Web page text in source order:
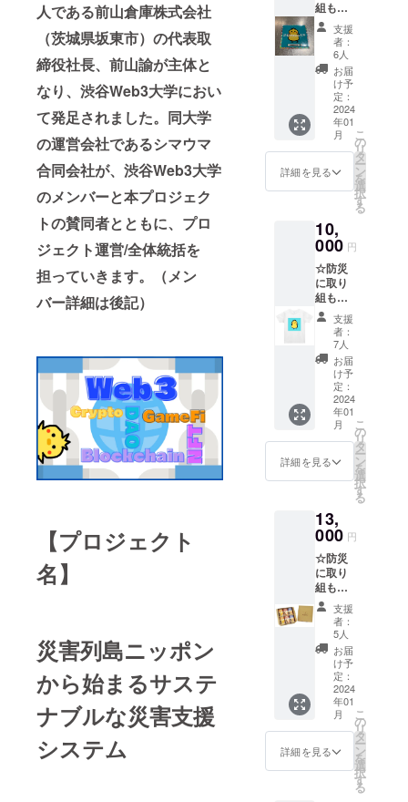
人である前山倉庫株式会社
（茨城県坂東市）の代表取
締役社長、前山諭が主体と
なり、渋谷Web3大学におい
て発足されました。同大学
の運営会社であるシマウマ
合同会社が、渋谷Web3大学
のメンバーと本プロジェク
トの賛同者とともに、プロ
ジェクト運営/全体統括を
担っていきます。（メン
バー詳細は後記）
【プロジェクト
名】
災害列島ニッポン
から始まるサステ
ナブルな災害支援
システム
開発の
進捗状
況によ
り、多
少前後
する可
能性が
ござい
ます。
して集
まった
ネット
ワーキ
ング
は、実
証実験
期間中
にDAO
の中の
Discord
と、
ZOOM
ミー
ティン
グで行
いま
ZOOM
ミー
は、実
証期間
中に60
分×２回
行う予
定で
す。
の挑戦
に共感
いただ
ける
方、挑
戦する
仲間た
ちと繋
がって
共に戦
思う方
のご支
ており
ます。
実証実
験は、
2024年
2月上旬
ごろか
ら、約
1ヶ月を
予定し
ていま
す。
Play to
Earn
の進捗
状況に
後する
可能性
がござ
いま
す。 備
考欄
に、
ゲーム
内クレ
ジット
ページ
に記載
するお
名前を
記入し
さい。
「災害
」が、
Web3で
実現で
きるか
もしれ
ない。
それ
は、よ
り良い
世界に
する挑
戦で
が、プ
ロジェ
クトを
実現す
るため
の大き
な力に
なり、
世界は
変わっ
ていき
ます。
私たち
の挑戦
に賛同
ける
方々か
メッ
セージ
を「災
害列島
ニッポ
ンから
始まる
サステ
ナブル
な災害
支援シ
ステ
ム」プ
ロジェ
ページ
内に掲
ロジェ
クトの
ホーム
ページ
内に企
業ロゴ
とメッ
セージ
を掲
載】 今
までの
技術で
「想い
や
」が、
Web3で
実現で
きるか
もしれ
ない。
それ
は、よ
り良い
世界に
する挑
戦で
す。あ
なたの
クトを
実現す
るため
の大き
な力に
なり、
世界は
変わっ
ていき
ます。
私たち
の挑戦
に賛同
いただ
ける企
の熱い
応援
組もう
オリジ
ナル“ぴ
よちゃ
ん”シ
リーズ
【お礼
メッ
セージ
＋ 防災
に取り
組もう
オリジ
ん”ス
テッ
カー1
枚】
色：ホ
ログラ
ム・レ
イン
ボー サ
イズ：
5cm ×
5cm こ
ちらの
渋谷
Web3大
学の公
式キャ
ん”をあ
しらっ
ラファ
ンリ
ターン
用オリ
ジナル
デザイ
ンで作
成して
お届け
しま
す。人
間、誰
しも新
しいも
支援
者：
6人
お届
け予
定：
2024
年01
月
詳細を見る
こ
の
リ
タ
ー
ン
を
選
択
す
る
10,
000 円
☆防災
に取り
組もう
オリジ
ナル“ぴ
よちゃ
ん”シ
リーズ
【お礼
メッ
セージ
＋ 防災
に取り
組もう
オリジ
ん”T
シャツ1
枚 】
色：白
サイ
ズ：S、
M、L、
らの渋
谷Web3
大学の
公式
キャラ
ター“ぴ
よちゃ
ん”をあ
支援
者：
7人
お届
け予
定：
2024
年01
月
詳細を見る
こ
の
リ
タ
ー
ン
を
選
択
す
る
13,
000 円
☆防災
に取り
組もう
オリジ
ナル“ぴ
よちゃ
ん”シ
リーズ
【お礼
メッ
セージ
＋ 防災
に取り
組もう
オリジ
支援
者：
5人
お届
け予
定：
2024
年01
月
詳細を見る
こ
の
リ
タ
ー
ン
を
選
択
す
る